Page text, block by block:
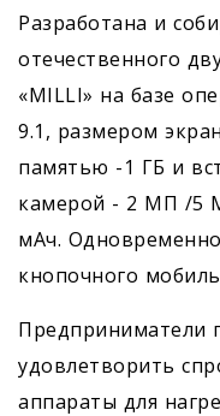
Разработана и
отечественного
«MILLI» на базе
9.1, размером
памятью -1 ГБ и
камерой - 2 МП /5
мАч.
кнопочного
Предприниматели
удовлетворить
аппараты для